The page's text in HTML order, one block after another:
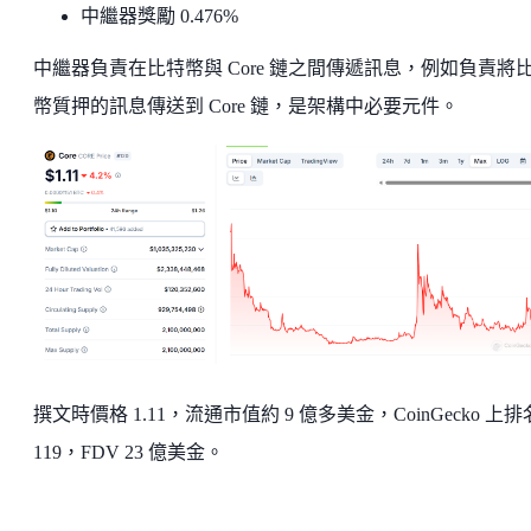
中繼器獎勵 0.476%
中繼器負責在比特幣與 Core 鏈之間傳遞訊息，例如負責將
幣質押的訊息傳送到 Core 鏈，是架構中必要元件。
撰文時價格 1.11，流通市值約 9 億多美金，CoinGecko 上排
119，FDV 23 億美金。